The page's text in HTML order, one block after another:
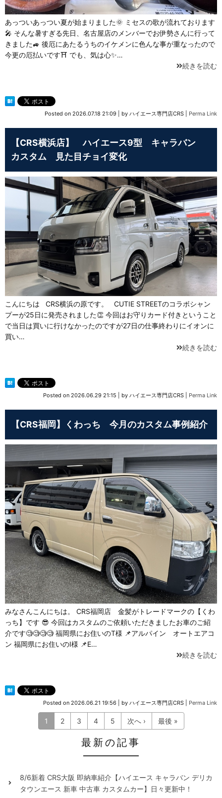
あっついあっつい夏が始まりました🌞 ミセスの歌が流れております
🎤 そんな暑すぎる先日、名古屋店のメンバーでお伊勢さんに行って
きました🚙 後厄にあたるうちのイケメンに色んな事が重なったので
今更の厄払いです⛩ でも、気は心✨…
続きを読む
Posted on 2026.07.18 21:09 by ハイエース専門店CRS Perma Link
【CRS横浜店】 ハイエース9型 キャラバン
カスタム 見た目チョイ変化
こんにちは CRS横浜の原です。 CUTIE STREETのコラボシャン
プーが25日に発売されました👏 今回はお守りカード付きということ
で当日は買いに行けなかったのですが27日の仕事終わりにイオンに
買い…
続きを読む
Posted on 2026.06.29 21:15 by ハイエース専門店CRS Perma Link
【CRS福岡】くわっち 今月のカスタム事例紹介
みなさんこんにちは。 CRS福岡店 金髪がトレードマークの【くわ
っち】です 😎 今回はカスタムのご依頼いただきましたお車のご紹
介です🧐🧐🧐🧐 福岡県にお住いのT様 📌アルパイン オートエアコ
ン 福岡県にお住いのI様 📌E…
続きを読む
Posted on 2026.06.21 19:56 by ハイエース専門店CRS Perma Link
1 2 3 4 5 次へ › 最後 »
最新の記事
8/6新着 CRS大阪 即納車紹介【ハイエース キャラバン デリカ
タウンエース 新車 中古車 カスタムカー】日々更新中！